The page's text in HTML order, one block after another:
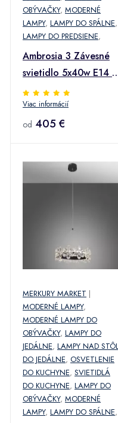
OBÝVAČKY, MODERNÉ
LAMPY, LAMPY DO SPÁLNE,
LAMPY DO PREDSIENE,
Ambrosia 3 Závesné
svietidlo 5x40w E14 +
43,4w Led Meď
Viac informácií
od 405 €
MERKURY MARKET |
MODERNÉ LAMPY,
MODERNÉ LAMPY DO
OBÝVAČKY, LAMPY DO
JEDÁLNE, LAMPY NAD
DO JEDÁLNE, OSVETLENIE
DO KUCHYNE, SVIETIDLÁ
DO KUCHYNE, LAMPY DO
OBÝVAČKY, MODERNÉ
LAMPY, LAMPY DO SPÁLNE,